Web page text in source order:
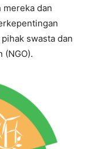
mereka dan
swasta dan
(NGO).